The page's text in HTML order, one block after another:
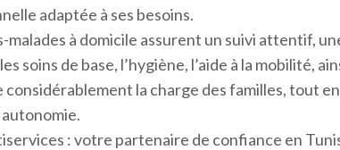
adaptée à ses besoins.
malades à domicile assurent un suivi attentif,
soins de base, l’hygiène, l’aide à la mobilité,
considérablement la charge des familles, tout
: votre partenaire de confiance en